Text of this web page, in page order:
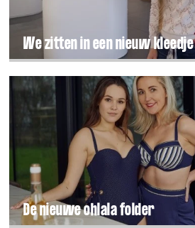
We zitten in een nieuw kleedje
De nieuwe ohlala folder